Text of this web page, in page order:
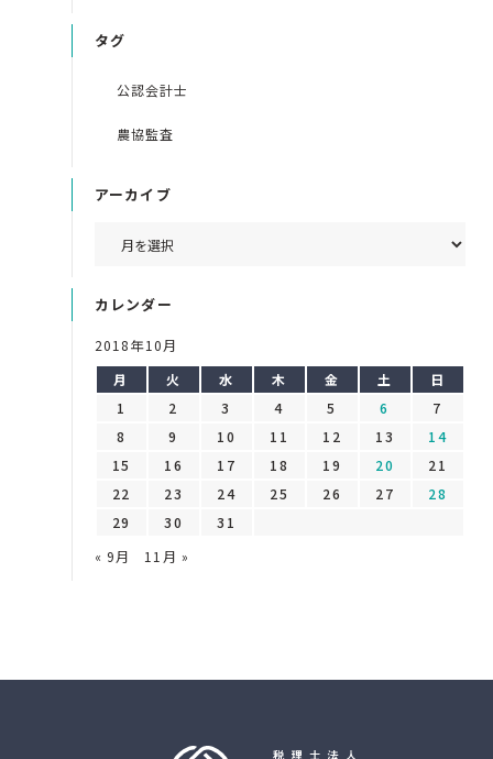
タグ
公認会計士
農協監査
アーカイブ
カレンダー
2018年10月
月
火 水 木 金 土
日
1
2 3 4 5 6
7
8
9 10 11 12 13
14
15
16 17 18 19 20
21
22
23 24 25 26 27
28
29
30
31
« 9月
11月 »